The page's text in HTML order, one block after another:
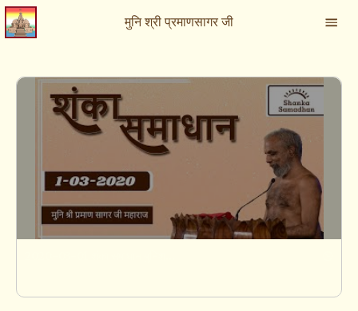
मुनि श्री प्रमाणसागर जी